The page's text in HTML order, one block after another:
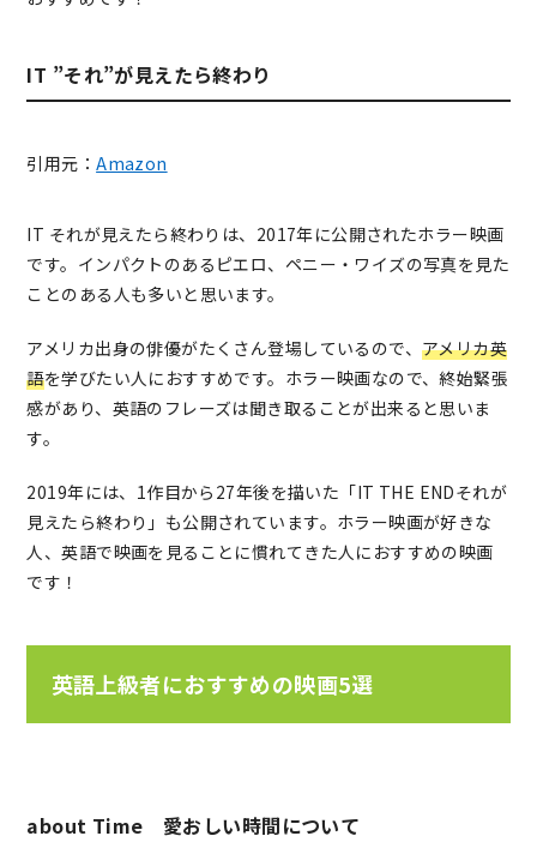
IT ”それ”が見えたら終わり
引用元：Amazon
IT それが見えたら終わりは、2017年に公開されたホラー映画
です。インパクトのあるピエロ、ペニー・ワイズの写真を見た
ことのある人も多いと思います。
アメリカ出身の俳優がたくさん登場しているので、アメリカ英
語を学びたい人におすすめです。ホラー映画なので、終始緊張
感があり、英語のフレーズは聞き取ることが出来ると思いま
す。
2019年には、1作目から27年後を描いた「IT THE ENDそれが
見えたら終わり」も公開されています。ホラー映画が好きな
人、英語で映画を見ることに慣れてきた人におすすめの映画
です！
英語上級者におすすめの映画5選
about Time 愛おしい時間について